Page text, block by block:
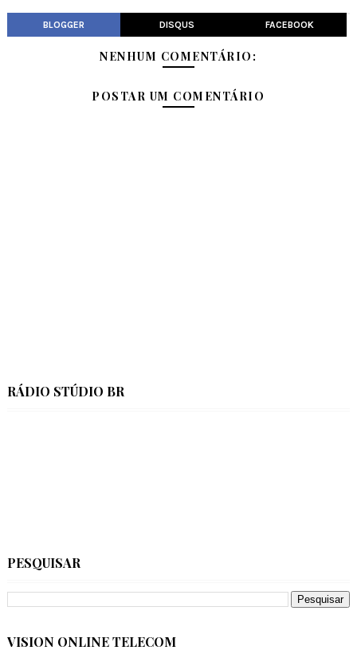
BLOGGER DISQUS FACEBOOK
NENHUM COMENTÁRIO:
POSTAR UM COMENTÁRIO
RÁDIO STÚDIO BR
PESQUISAR
VISION ONLINE TELECOM